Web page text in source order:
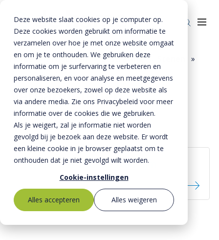
Deze website slaat cookies op je computer op.
Deze cookies worden gebruikt om informatie te
verzamelen over hoe je met onze website omgaat
en om je te onthouden. We gebruiken deze
informatie om je surfervaring te verbeteren en
personaliseren, en voor analyse en meetgegevens
over onze bezoekers, zowel op deze website als
via andere media. Zie ons Privacybeleid voor meer
informatie over de cookies die we gebruiken.
Als je weigert, zal je informatie niet worden
gevolgd bij je bezoek aan deze website. Er wordt
een kleine cookie in je browser geplaatst om te
onthouden dat je niet gevolgd wilt worden.
Cookie-instellingen
Alles accepteren
Alles weigeren
Bestekservice
Producten
Riolering
Bestrating
Oplossingen
BTE Groep
Onze verhalen
Over ons
MVO
Kernwaarden
Home »Producten » Bestrating »
»
Verbandstenen
Verbandstenen
StoneCross 200x200x80 mm